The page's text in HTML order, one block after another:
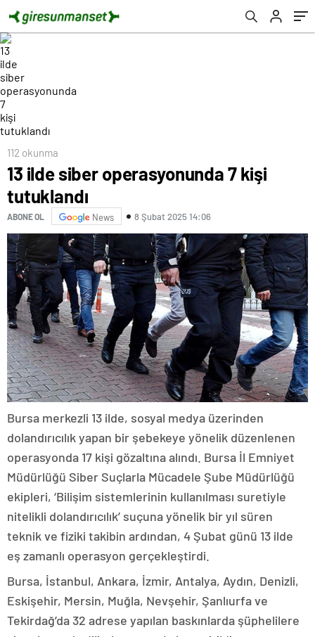
112 okunma
13 ilde siber operasyonunda 7 kişi
tutuklandı
ABONE OL News 8 Şubat 2025 14:06
Bursa merkezli 13 ilde, sosyal medya üzerinden
dolandırıcılık yapan bir şebekeye yönelik düzenlenen
operasyonda 17 kişi gözaltına alındı. Bursa İl Emniyet
Müdürlüğü Siber Suçlarla Mücadele Şube Müdürlüğü
ekipleri, ‘Bilişim sistemlerinin kullanılması suretiyle
nitelikli dolandırıcılık’ suçuna yönelik bir yıl süren
teknik ve fiziki takibin ardından, 4 Şubat günü 13 ilde
eş zamanlı operasyon gerçekleştirdi.
Bursa, İstanbul, Ankara, İzmir, Antalya, Aydın, Denizli,
Eskişehir, Mersin, Muğla, Nevşehir, Şanlıurfa ve
Tekirdağ’da 32 adrese yapılan baskınlarda şüphelilere